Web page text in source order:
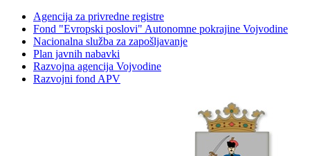
Agencija za privredne registre
Fond "Evropski poslovi" Autonomne pokrajine Vojvodine
Nacionalna služba za zapošljavanje
Plan javnih nabavki
Razvojna agencija Vojvodine
Razvojni fond APV